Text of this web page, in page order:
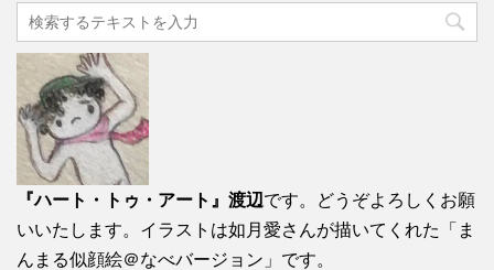
『ハート・トゥ・アート』渡辺です。どうぞよろしくお願
いいたします。イラストは如月愛さんが描いてくれた「ま
んまる似顔絵＠なべバージョン」です。